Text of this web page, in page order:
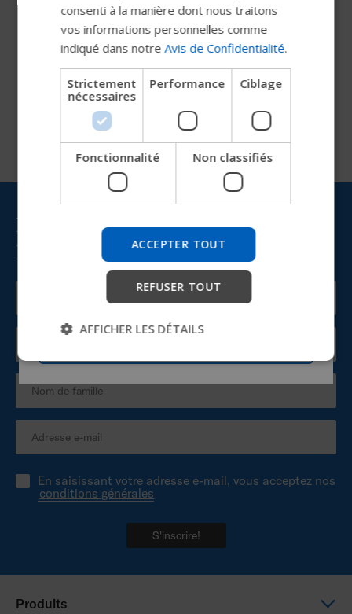
Aucune resosurces trouvées. Veuillez vous connecter
Restez informé(e) avec
Permobil
En saisissant votre adresse e-mail, vous acceptez nos
conditions générales
S'inscrire!
Produits
Essayez notre nouveau guide
Permobil
Nous testons un moyen plus rapide d'explorer les
produits, d'obtenir des informations sur l'entreprise et
de trouver une assistance pour les appareils.
DANISH
NORWEGIAN
CHINESE (SIMPLIFIED)
SPANISH
consenti à la manière dont nous traitons
vos informations personnelles comme
indiqué dans notreAvis de Confidentialité.
Strictement
nécessaires
Performance Ciblage
Fonctionnalité Non classifiés
ACCEPTER TOUT
REFUSER TOUT
AFFICHER LES DÉTAILS